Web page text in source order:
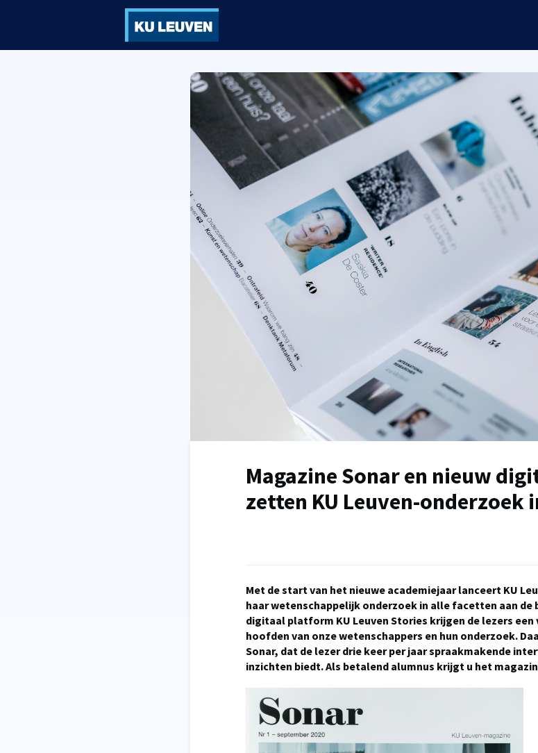
Vorming Voordelen Evenementen
Magazine Sonar en nieuw
zetten KU Leuven-onderzoek
Met de start van het nieuwe academiejaar lanceert KU
haar wetenschappelijk onderzoek in alle facetten aan de
digitaal platform KU Leuven Stories krijgen de lezers een
hoofden van onze wetenschappers en hun onderzoek.
Sonar, dat de lezer drie keer per jaar spraakmakende
inzichten biedt. Als betalend alumnus krijgt u het